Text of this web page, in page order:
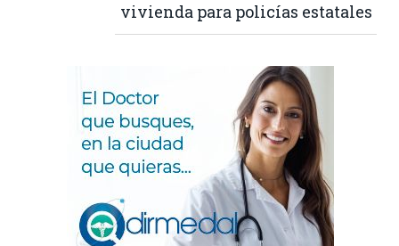
vivienda para policías estatales